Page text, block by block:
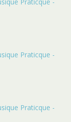
Praticque -
Praticque -